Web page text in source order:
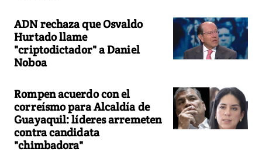
ADN rechaza que Osvaldo
Hurtado llame
"criptodictador" a Daniel
Noboa
Rompen acuerdo con el
correísmo para Alcaldía de
Guayaquil: líderes arremeten
contra candidata
"chimbadora"